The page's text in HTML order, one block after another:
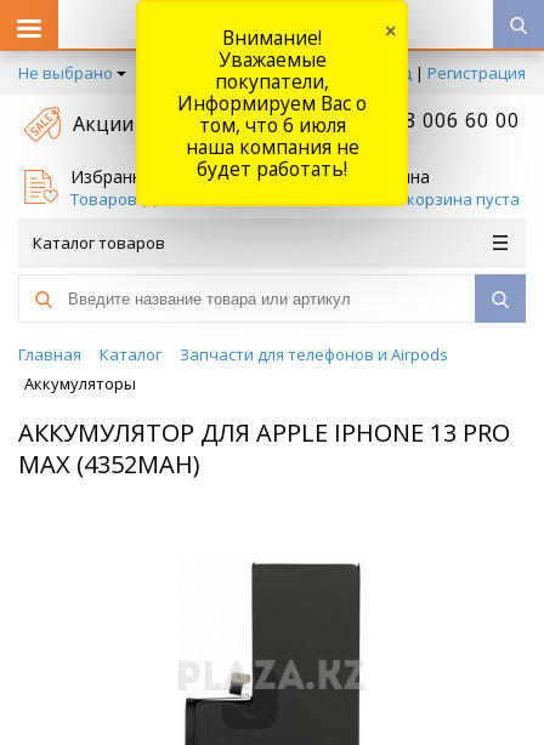
Не выбрано Вход | Регистрация
Акции +7 778 006 60 00
Избранное
Товаров (
Корзина
Ваша корзина пуста
Каталог товаров
Главная Каталог
Запчасти для телефонов и Airpods
Аккумуляторы
АККУМУЛЯТОР ДЛЯ APPLE IPHONE 13 PRO
MAX (4352MAH)
Внимание!
Уважаемые
покупатели,
Информируем Вас о
том, что 6 июля
наша компания не
будет работать!
×